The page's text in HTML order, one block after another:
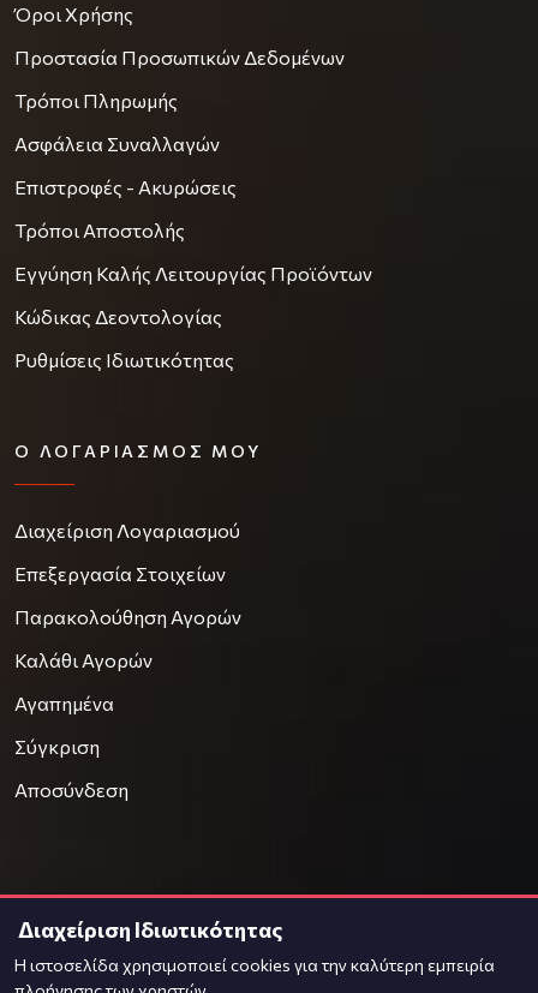
Όροι Χρήσης
Προστασία Προσωπικών Δεδομένων
Τρόποι Πληρωμής
Ασφάλεια Συναλλαγών
Επιστροφές - Ακυρώσεις
Τρόποι Αποστολής
Εγγύηση Καλής Λειτουργίας Προϊόντων
Κώδικας Δεοντολογίας
Ρυθμίσεις Ιδιωτικότητας
Ο ΛΟΓΑΡΙΑΣΜΌΣ ΜΟΥ
Διαχείριση Λογαριασμού
Επεξεργασία Στοιχείων
Παρακολούθηση Αγορών
Καλάθι Αγορών
Αγαπημένα
Σύγκριση
Αποσύνδεση
© 2021OnPrice
Διαχείριση Ιδιωτικότητας
Η ιστοσελίδα χρησιμοποιεί cookies για την καλύτερη εμπειρία